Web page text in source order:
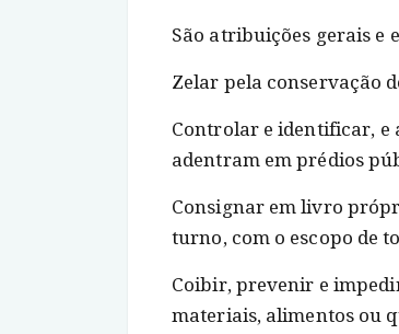
São atribuições gerais e
Zelar pela conservação
Controlar e identificar, e
adentram em prédios
Consignar em livro
turno, com o escopo de
Coibir, prevenir e
materiais, alimentos ou